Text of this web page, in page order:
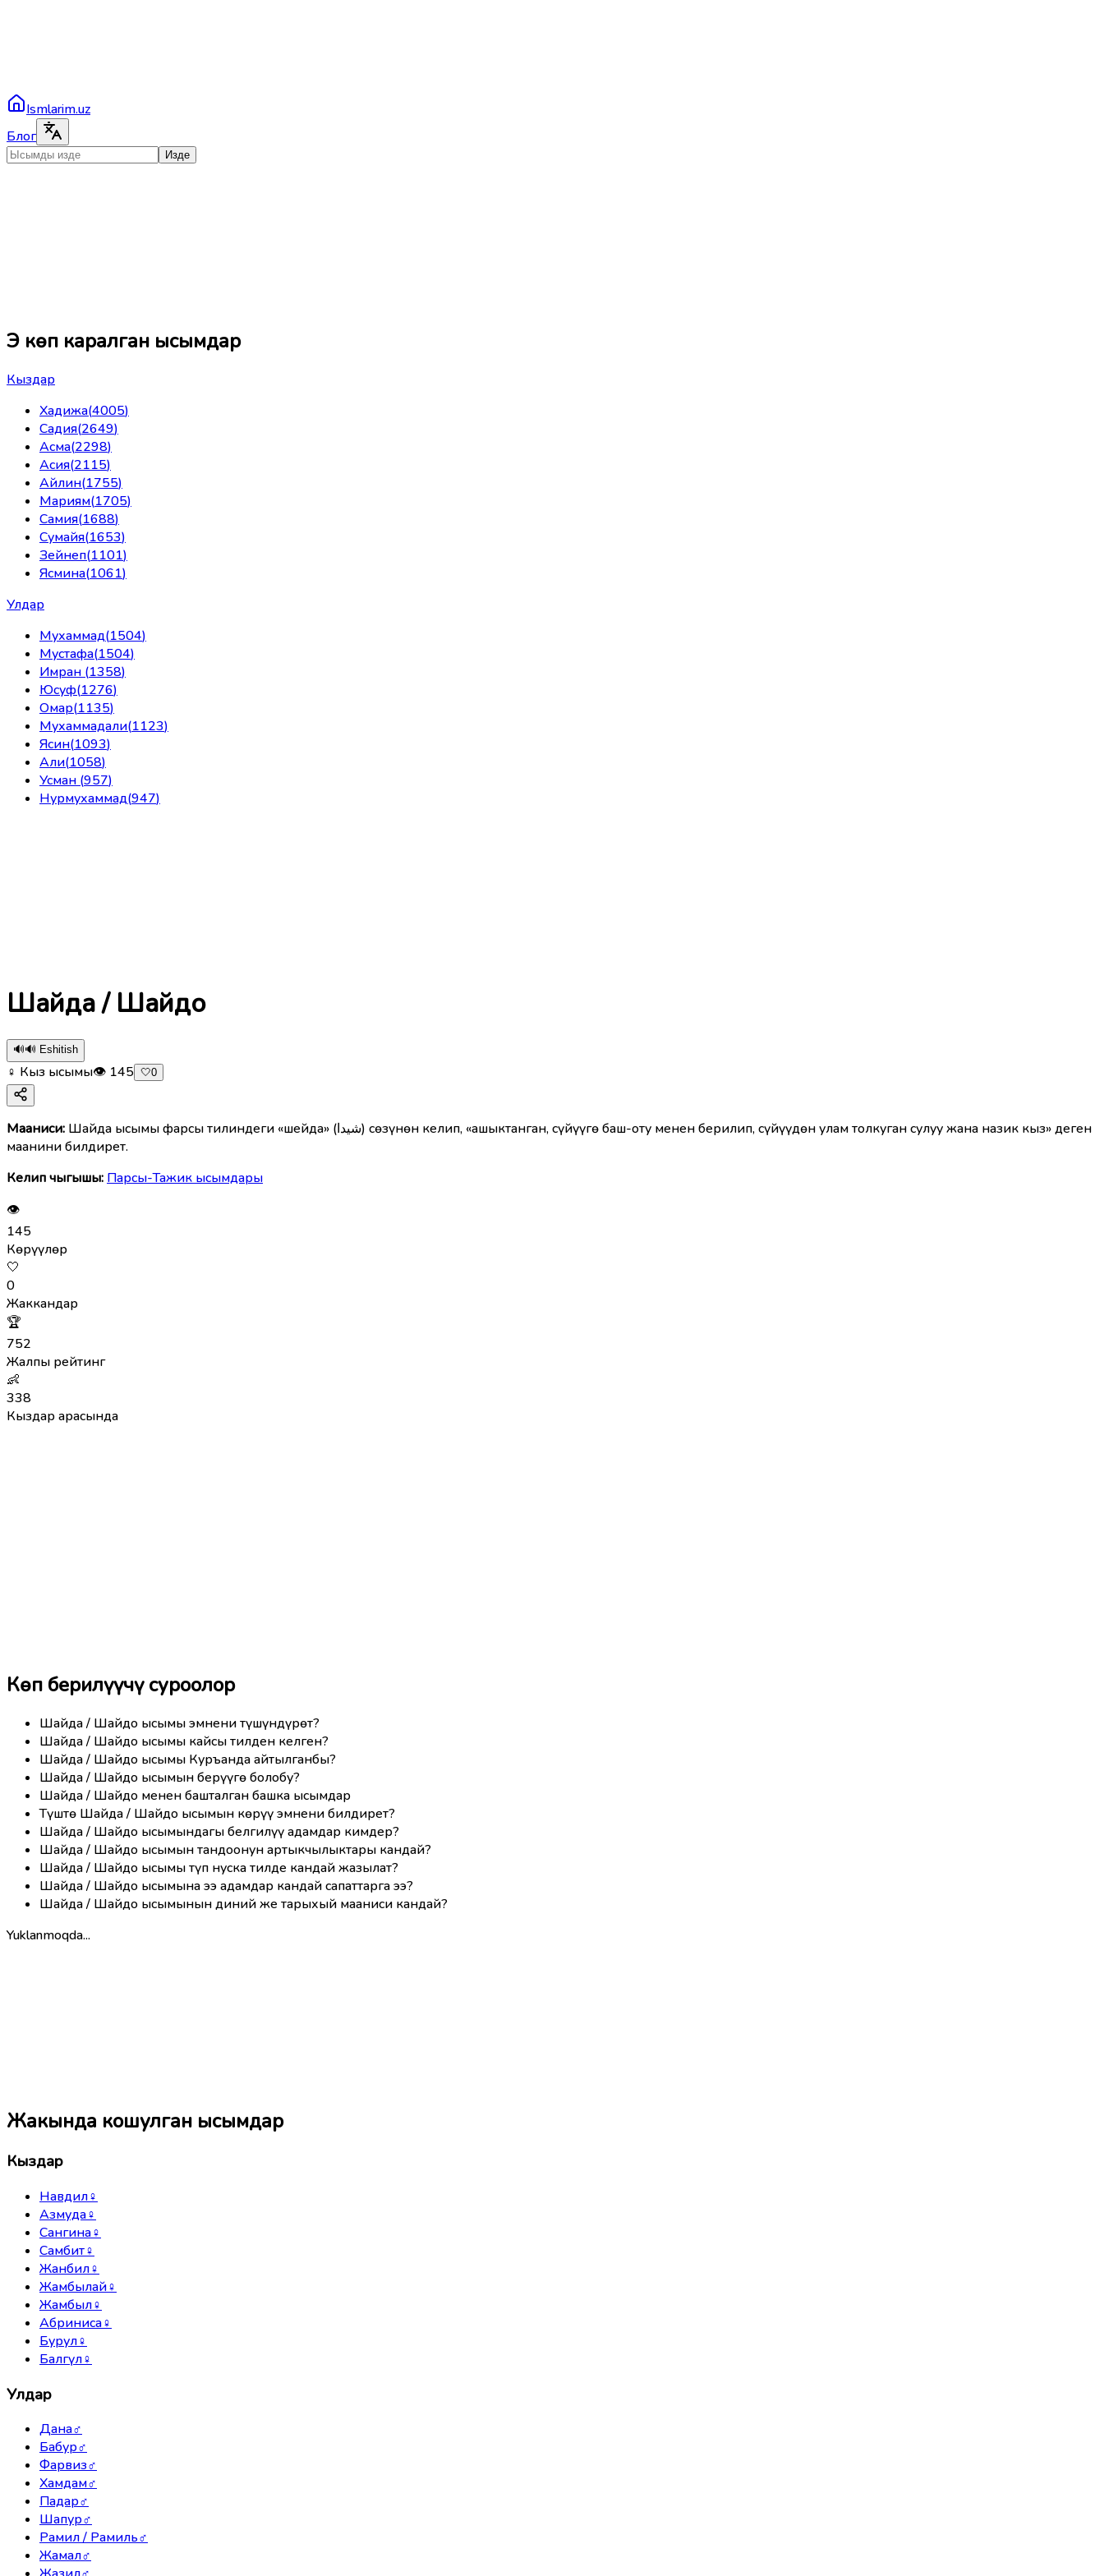
Ismlarim.uz
Блог
Изде
Эң көп каралган ысымдар
Кыздар
Хадижа(4005)
Садия(2649)
Асма(2298)
Асия(2115)
Айлин(1755)
Мариям(1705)
Самия(1688)
Сумайя(1653)
Зейнеп(1101)
Ясмина(1061)
Улдар
Мухаммад(1504)
Мустафа(1504)
Имран (1358)
Юсуф(1276)
Омар(1135)
Мухаммадали(1123)
Ясин(1093)
Али(1058)
Усман (957)
Нурмухаммад(947)
Шайда / Шайдо
🔊🔊 Eshitish
♀ Кыз ысымы👁 145 🤍0
Мааниcи: Шайда ысымы фарсы тилиндеги «шейда» (شیدا) сөзүнөн келип, «ашыктанган, сүйүүгө баш-оту менен берилип, сүйүүдөн улам толкуган сулуу жана назик кыз» деген
маанини билдирет.
Келип чыгышы: Парсы-Тажик ысымдары
👁
145
Көрүүлөр
🤍
0
Жаккандар
🏆
752
Жалпы рейтинг
👶
338
Кыздар арасында
Көп берилүүчү суроолор
Шайда / Шайдо ысымы эмнени түшүндүрөт?
Шайда / Шайдо ысымы кайсы тилден келген?
Шайда / Шайдо ысымы Куръанда айтылганбы?
Шайда / Шайдо ысымын берүүгө болобу?
Шайда / Шайдо менен башталган башка ысымдар
Түштө Шайда / Шайдо ысымын көрүү эмнени билдирет?
Шайда / Шайдо ысымындагы белгилүү адамдар кимдер?
Шайда / Шайдо ысымын тандоонун артыкчылыктары кандай?
Шайда / Шайдо ысымы түп нуска тилде кандай жазылат?
Шайда / Шайдо ысымына ээ адамдар кандай сапаттарга ээ?
Шайда / Шайдо ысымынын диний же тарыхый мааниси кандай?
Yuklanmoqda...
Жакында кошулган ысымдар
Кыздар
Навдил♀
Азмуда♀
Сангина♀
Самбит♀
Жанбил♀
Жамбылай♀
Жамбыл♀
Абриниса♀
Бурул♀
Балгүл♀
Улдар
Дана♂
Бабур♂
Фарвиз♂
Хамдам♂
Падар♂
Шапур♂
Рамил / Рамиль♂
Жамал♂